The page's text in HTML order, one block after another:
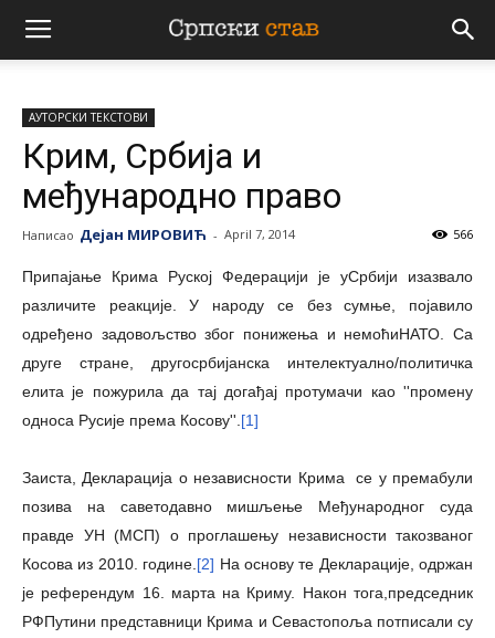
Српски
став
АУТОРСКИ ТЕКСТОВИ
Крим, Србија и
међународно право
Написао Дејан МИРОВИЋ - April 7, 2014 566
Припајање Крима Руској Федерацији је уСрбији изазвало
различите реакције. У народу се без сумње, појавило
одређено задовољство због понижења и немоћиНАТО. Са
друге стране, другосрбијанска интелектуално/политичка
елита је пожурила да тај догађај протумачи као ''промену
односа Русије према Косову''. [1]
Заиста, Декларација о независности Крима се у премабули
позива на саветодавно мишљење Међународног суда
правде УН (МСП) о проглашењу независности такозваног
Косова из 2010. године. [2] На основу те Декларациje, одржан
је референдум 16. марта на Криму. Након тога,председник
РФПутини представници Крима и Севастопоља потписали су